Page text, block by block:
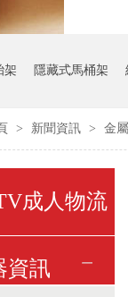
架 隱藏式馬桶架
> 新聞資訊 > 金
成人物流
資訊